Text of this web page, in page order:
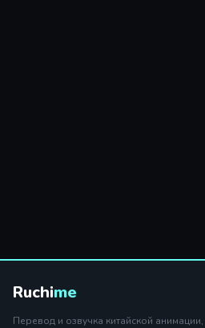
Ruchime
Перевод и озвучка китайской